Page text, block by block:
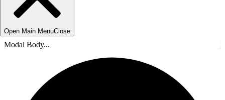
Open Main MenuClose
Modal Body...